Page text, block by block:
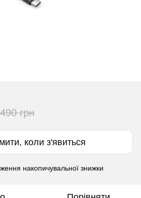
грн
коли з'явиться
накопичувальної знижки